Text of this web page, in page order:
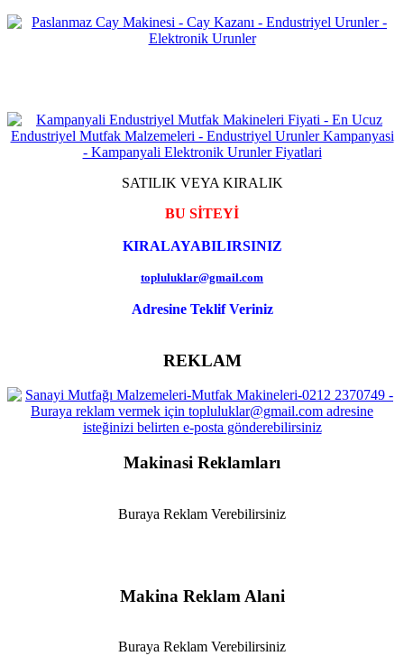
SATILIK VEYA KIRALIK
BU SİTEYİ
KIRALAYABILIRSINIZ
topluluklar@gmail.com
Adresine Teklif Veriniz
REKLAM
Makinasi Reklamları
Buraya Reklam Verebilirsiniz
Makina Reklam Alani
Buraya Reklam Verebilirsiniz